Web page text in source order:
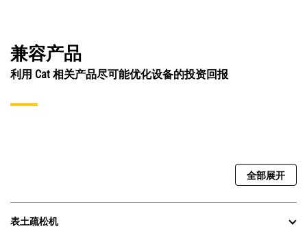
兼容产品
利用 Cat 相关产品尽可能优化设备的投资回报
全部展开
表土疏松机